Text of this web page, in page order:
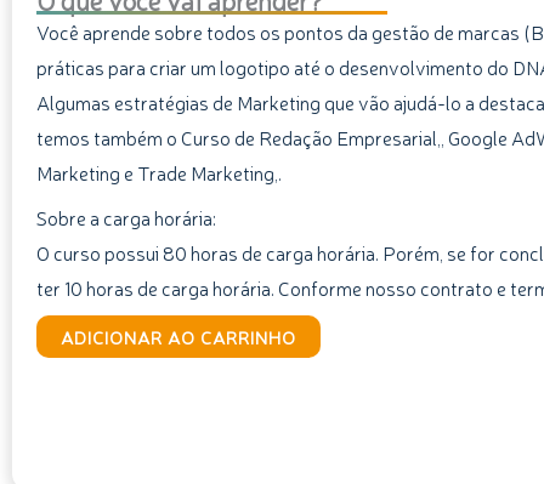
Você aprende sobre todos os pontos da gestão de marcas
práticas para criar um logotipo até o desenvolvimento do
Algumas estratégias de Marketing que vão ajudá-lo a
temos também o Curso de Redação Empresarial,, Google
Marketing e Trade Marketing,.
Sobre a carga horária:
O curso possui 80 horas de carga horária. Porém, se for
ter 10 horas de carga horária. Conforme nosso contrato e
Curso
de
ADICIONAR AO CARRINHO